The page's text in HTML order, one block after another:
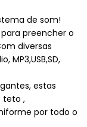
de som!
preencher o
diversas
MP3,USB,SD,
estas
teto ,
por todo o